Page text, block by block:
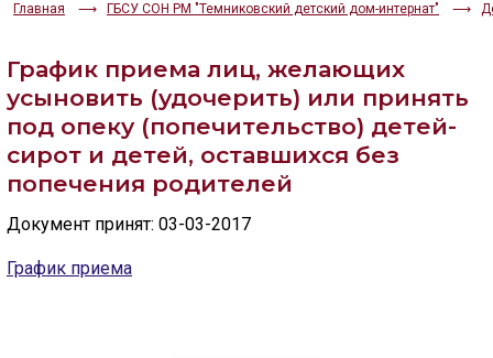
Главная ГБСУ СОН РМ "Темниковский детский дом-интернат"
Aa Aa Aa
ИЗОБРАЖЕНИЯ
Ч/б
ГОЛОС
График приема лиц, желающих
усыновить (удочерить) или принять
под опеку (попечительство) детей-
сирот и детей, оставшихся без
попечения родителей
Документ принят: 03-03-2017
График приема